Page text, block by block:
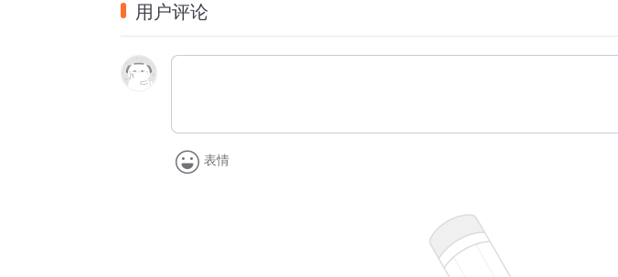
用户评论
表情